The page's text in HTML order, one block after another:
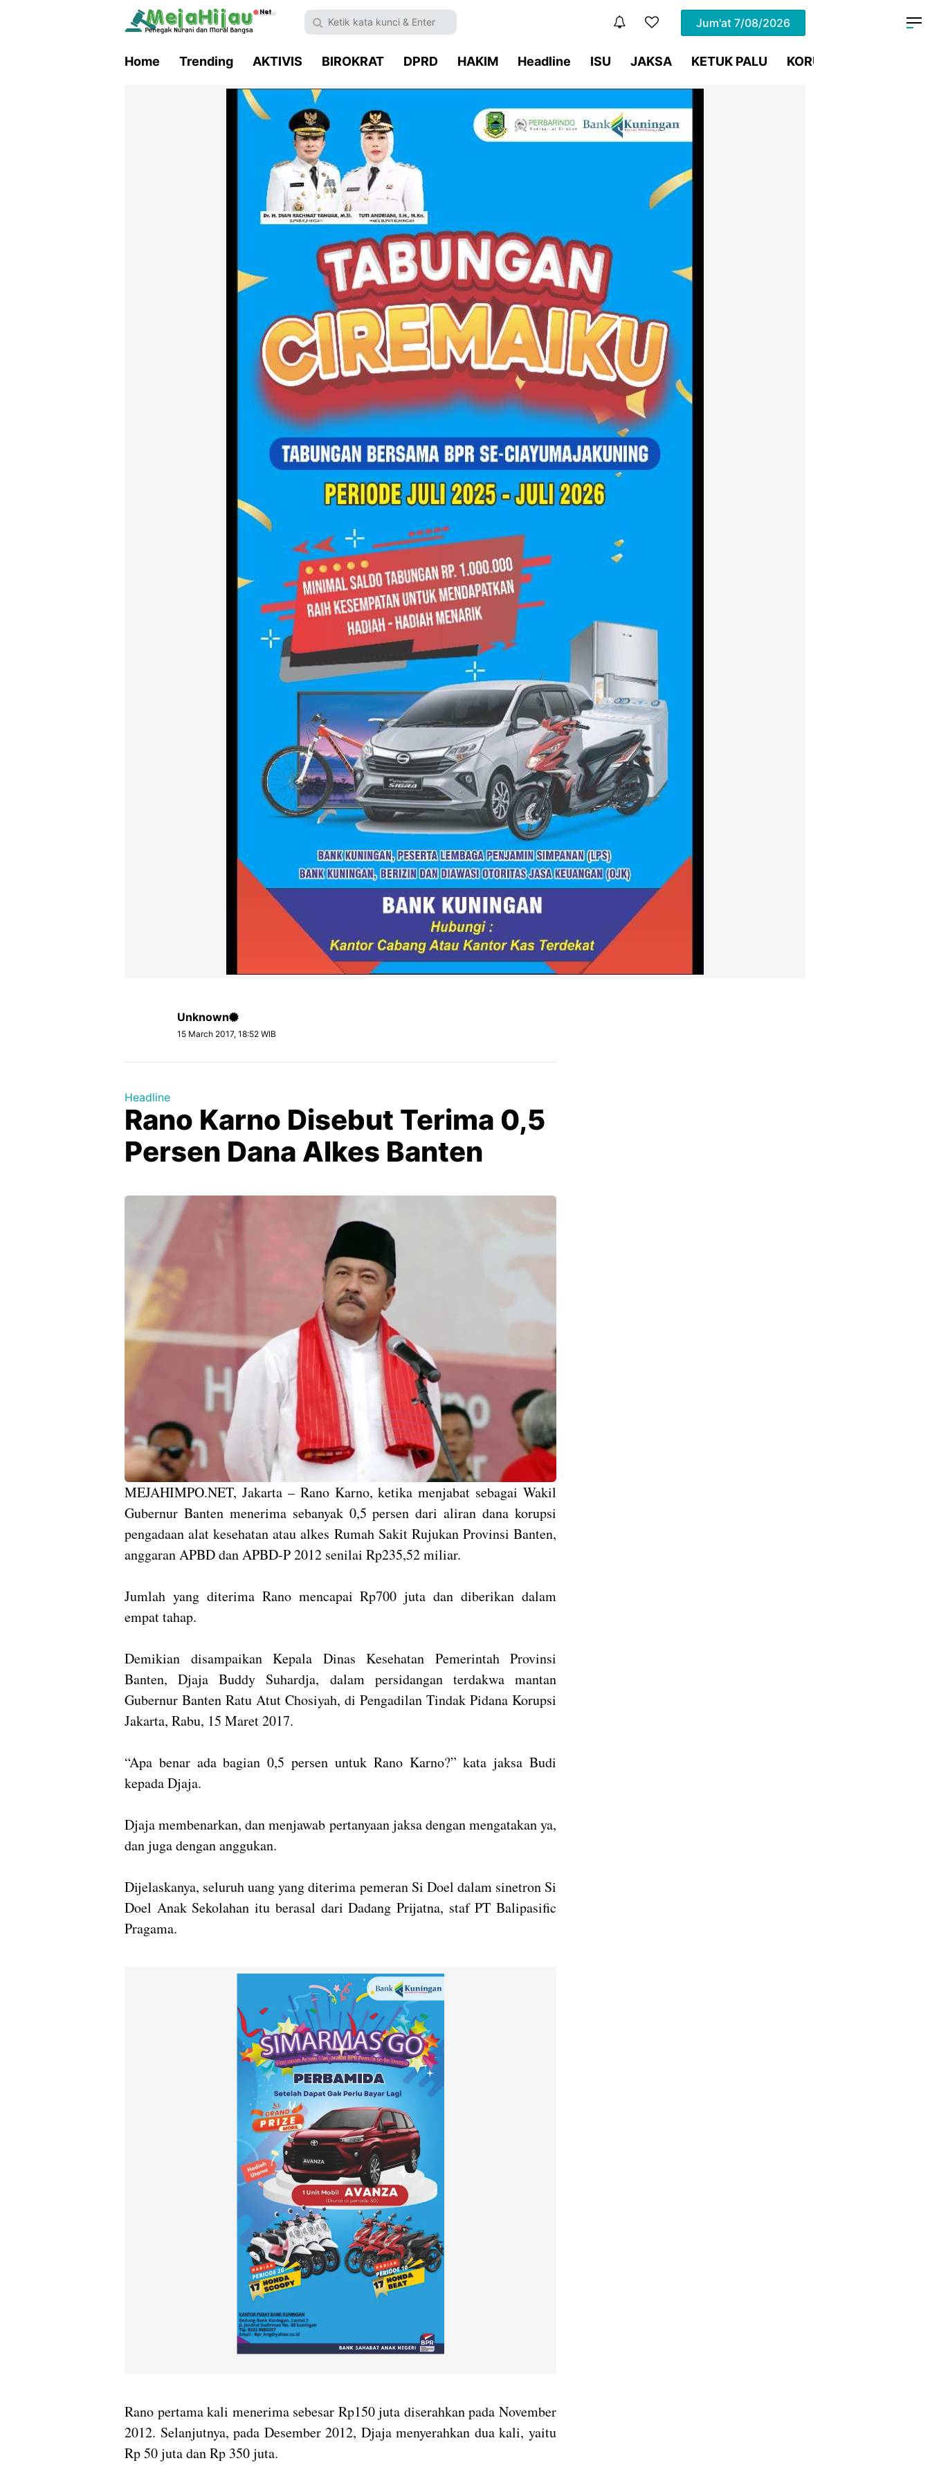
Jum'at 7/08/2026
Home Trending AKTIVIS BIROKRAT DPRD HAKIM Headline ISU JAKSA KETUK PALU KORUPSI
Unknown
15 March 2017, 18:52 WIB
Headline
Rano Karno Disebut Terima 0,5
Persen Dana Alkes Banten
MEJAHIMPO.NET, Jakarta – Rano Karno, ketika menjabat sebagai Wakil
Gubernur Banten menerima sebanyak 0,5 persen dari aliran dana korupsi
pengadaan alat kesehatan atau alkes Rumah Sakit Rujukan Provinsi Banten,
anggaran APBD dan APBD-P 2012 senilai Rp235,52 miliar.
Jumlah yang diterima Rano mencapai Rp700 juta dan diberikan dalam
empat tahap.
Demikian disampaikan Kepala Dinas Kesehatan Pemerintah Provinsi
Banten, Djaja Buddy Suhardja, dalam persidangan terdakwa mantan
Gubernur Banten Ratu Atut Chosiyah, di Pengadilan Tindak Pidana Korupsi
Jakarta, Rabu, 15 Maret 2017.
“Apa benar ada bagian 0,5 persen untuk Rano Karno?” kata jaksa Budi
kepada Djaja.
Djaja membenarkan, dan menjawab pertanyaan jaksa dengan mengatakan ya,
dan juga dengan anggukan.
Dijelaskanya, seluruh uang yang diterima pemeran Si Doel dalam sinetron Si
Doel Anak Sekolahan itu berasal dari Dadang Prijatna, staf PT Balipasific
Pragama.
Rano pertama kali menerima sebesar Rp150 juta diserahkan pada November
2012. Selanjutnya, pada Desember 2012, Djaja menyerahkan dua kali, yaitu
Rp 50 juta dan Rp 350 juta.